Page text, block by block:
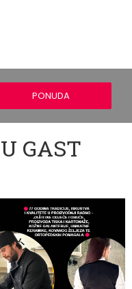
PONUDA
GAST